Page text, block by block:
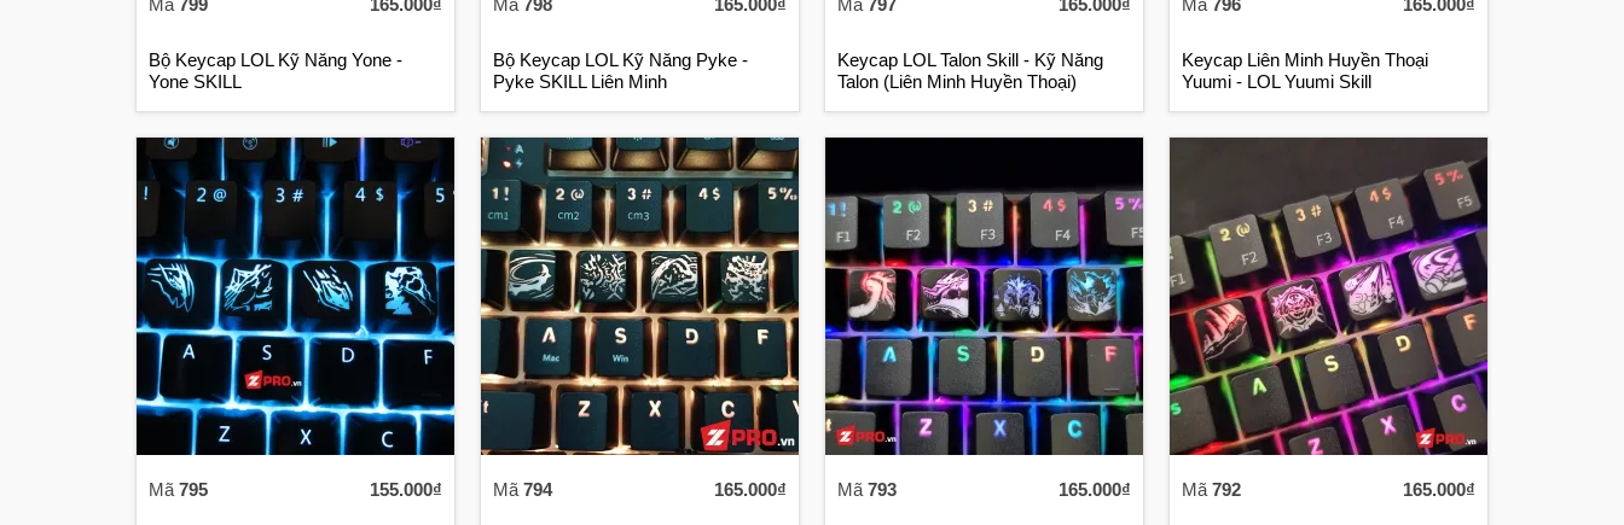
Mã 799 165.000₫
Bộ Keycap LOL Kỹ Năng Yone -
Yone SKILL
Mã 798 165.000₫
Bộ Keycap LOL Kỹ Năng Pyke -
Pyke SKILL Liên Minh
Mã 797 165.000₫
Keycap LOL Talon Skill - Kỹ Năng
Talon (Liên Minh Huyền Thoại)
Mã 796 165.000₫
Keycap Liên Minh Huyền Thoại
Yuumi - LOL Yuumi Skill
Mã 795 155.000₫ Mã 794 165.000₫ Mã 793 165.000₫ Mã 792 165.000₫